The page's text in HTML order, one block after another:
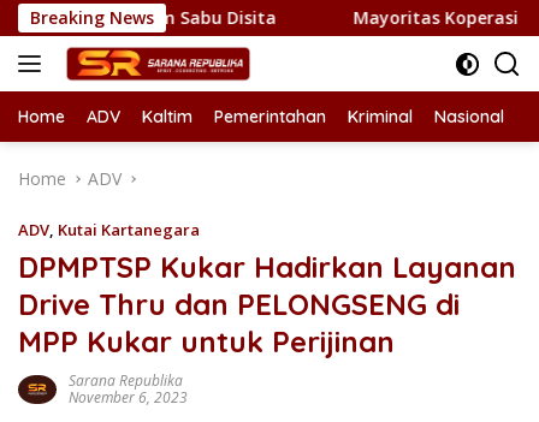
Skip
to
content
Breaking News
Sabu Disita Mayoritas Koperasi Merah Putih
Home ADV Kaltim Pemerintahan Kriminal Nasional
Home ADV
ADV, Kutai Kartanegara
DPMPTSP Kukar Hadirkan Layanan
Drive Thru dan PELONGSENG di
MPP Kukar untuk Perijinan
Sarana Republika
November 6, 2023